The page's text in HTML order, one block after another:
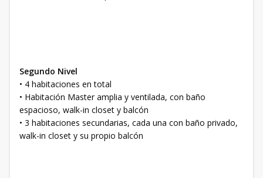
Segundo Nivel
• 4 habitaciones en total
• Habitación Master amplia y ventilada, con baño
espacioso, walk-in closet y balcón
• 3 habitaciones secundarias, cada una con baño privado,
walk-in closet y su propio balcón